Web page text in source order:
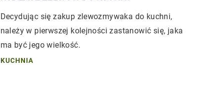
Decydując się zakup zlewozmywaka do kuchni,
należy w pierwszej kolejności zastanowić się, jaka
ma być jego wielkość.
KUCHNIA